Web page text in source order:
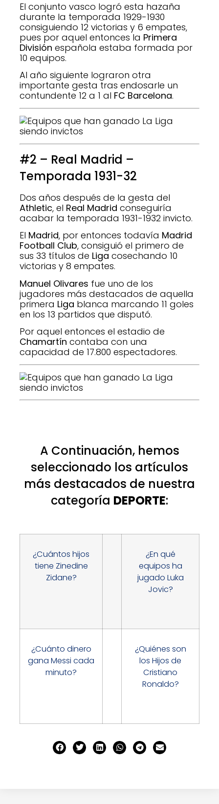
El conjunto vasco logró esta hazaña
durante la temporada 1929-1930
consiguiendo 12 victorias y 6 empates,
pues por aquel entonces la Primera
División española estaba formada por
10 equipos.
Al año siguiente lograron otra
importante gesta tras endosarle un
contundente 12 a 1 al FC Barcelona.
#2 – Real Madrid –
Temporada 1931-32
Dos años después de la gesta del
Athletic, el Real Madrid conseguiría
acabar la temporada 1931-1932 invicto.
El Madrid, por entonces todavía Madrid
Football Club, consiguió el primero de
sus 33 títulos de Liga cosechando 10
victorias y 8 empates.
Manuel Olivares fue uno de los
jugadores más destacados de aquella
primera Liga blanca marcando 11 goles
en los 13 partidos que disputó.
Por aquel entonces el estadio de
Chamartín contaba con una
capacidad de 17.800 espectadores.
A Continuación, hemos
seleccionado los artículos
más destacados de nuestra
categoría DEPORTE:
¿Cuántos hijos
tiene Zinedine
Zidane?
¿En qué
equipos ha
jugado Luka
Jovic?
¿Cuánto dinero
gana Messi cada
minuto?
¿Quiénes son
los Hijos de
Cristiano
Ronaldo?